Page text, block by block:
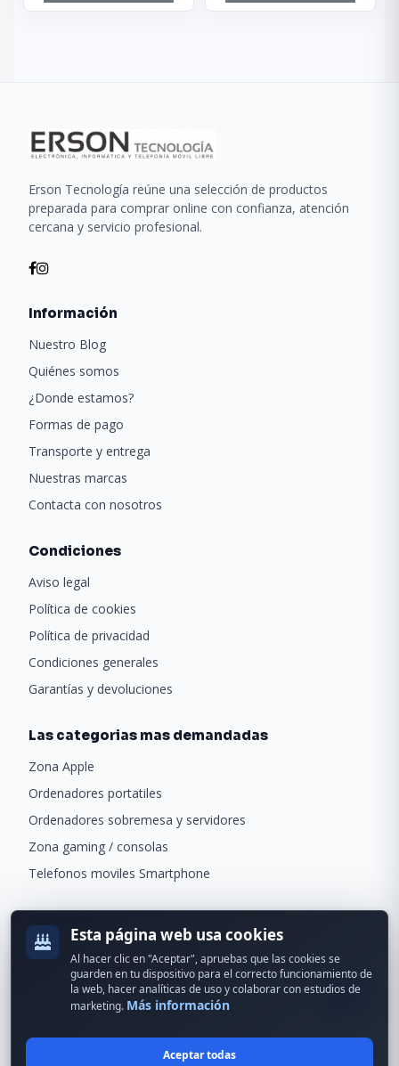
Erson Tecnología reúne una selección de productos
preparada para comprar online con confianza, atención
cercana y servicio profesional.
Información
Nuestro Blog
Quiénes somos
¿Donde estamos?
Formas de pago
Transporte y entrega
Nuestras marcas
Contacta con nosotros
Condiciones
Aviso legal
Política de cookies
Política de privacidad
Condiciones generales
Garantías y devoluciones
Las categorias mas demandadas
Zona Apple
Ordenadores portatiles
Ordenadores sobremesa y servidores
Zona gaming / consolas
Telefonos moviles Smartphone
Recibe ofertas exclusivas y novedades.
Esta página web usa cookies
Al hacer clic en "Aceptar", apruebas que las cookies se
guarden en tu dispositivo para el correcto funcionamiento de
la web, hacer analíticas de uso y colaborar con estudios de
marketing. Más información
Aceptar todas